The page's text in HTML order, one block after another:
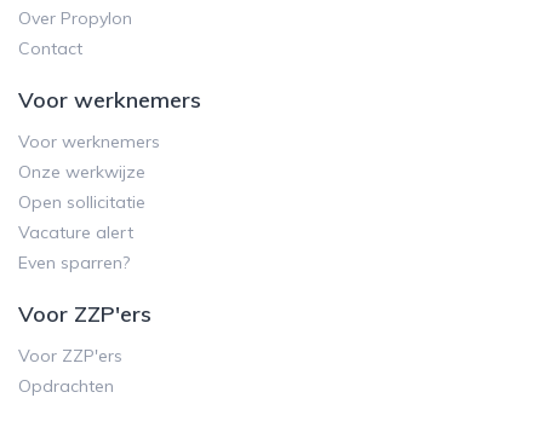
Over Propylon
Contact
Voor werknemers
Voor werknemers
Onze werkwijze
Open sollicitatie
Vacature alert
Even sparren?
Voor ZZP'ers
Voor ZZP'ers
Opdrachten